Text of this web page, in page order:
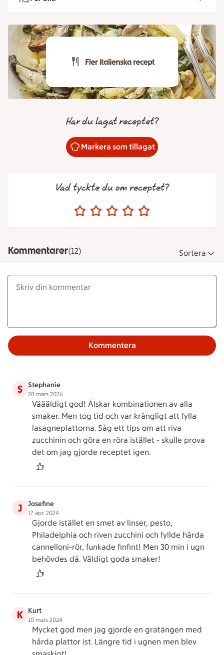
Har du lagat receptet?
Markera som tillagat
Vad tyckte du om receptet?
Kommentarer(12) Sortera
Kommentera
S Stephanie
28 mars 2026
Väääldigt god! Älskar kombinationen av alla
smaker. Men tog tid och var krångligt att fylla
lasagneplattorna. Såg ett tips om att riva
zucchinin och göra en röra istället - skulle prova
det om jag gjorde receptet igen.
J Josefine
17 apr. 2024
Gjorde istället en smet av linser, pesto,
Philadelphia och riven zucchini och fyllde hårda
cannelloni-rör, funkade finfint! Men 30 min i ugn
behövdes då. Väldigt goda smaker!
K Kurt
10 mars 2024
Mycket god men jag gjorde en gratängen med
hårda plattor ist. Längre tid i ugnen men blev